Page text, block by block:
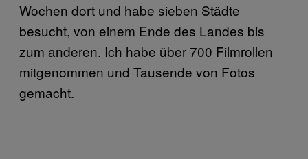
Wochen dort und habe sieben Städte
besucht, von einem Ende des Landes bis
zum anderen. Ich habe über 700 Filmrollen
mitgenommen und Tausende von Fotos
gemacht.